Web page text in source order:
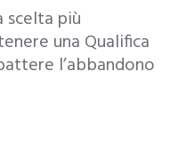
scelta più
una Qualifica
l’abbandono